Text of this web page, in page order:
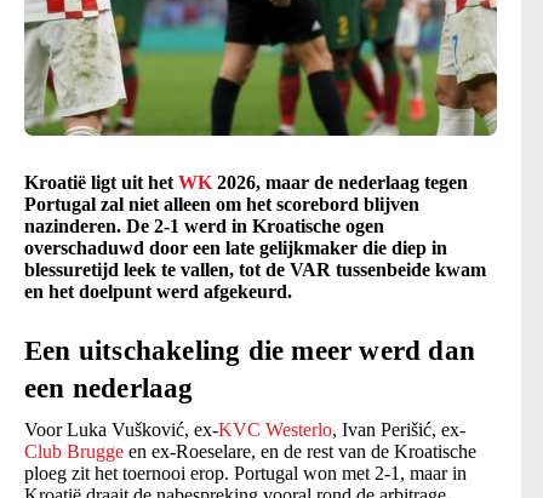
Kroatië ligt uit het WK 2026, maar de nederlaag tegen
Portugal zal niet alleen om het scorebord blijven
nazinderen. De 2-1 werd in Kroatische ogen
overschaduwd door een late gelijkmaker die diep in
blessuretijd leek te vallen, tot de VAR tussenbeide kwam
en het doelpunt werd afgekeurd.
Een uitschakeling die meer werd dan
een nederlaag
Voor Luka Vušković, ex-KVC Westerlo, Ivan Perišić, ex-
Club Brugge en ex-Roeselare, en de rest van de Kroatische
ploeg zit het toernooi erop. Portugal won met 2-1, maar in